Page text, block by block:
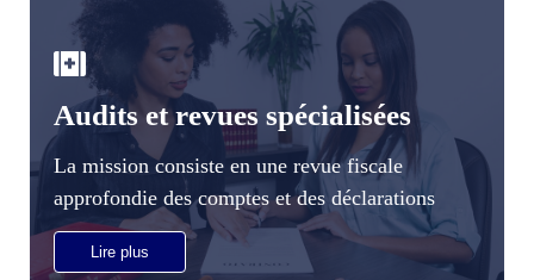
Audits et revues spécialisées
La mission consiste en une revue fiscale
approfondie des comptes et des déclarations
Lire plus